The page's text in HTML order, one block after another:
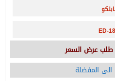
ED-
طلب عرض السعر
المفضلة